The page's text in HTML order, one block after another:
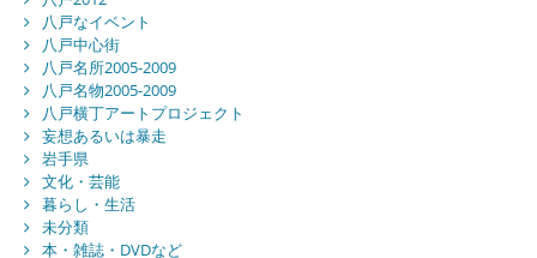
八戸なイベント
八戸中心街
八戸名所2005-2009
八戸名物2005-2009
八戸横丁アートプロジェクト
妄想あるいは暴走
岩手県
文化・芸能
暮らし・生活
未分類
本・雑誌・DVDなど